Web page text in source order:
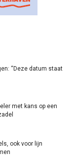
“Deze datum staat
met kans op een
ook voor lijn